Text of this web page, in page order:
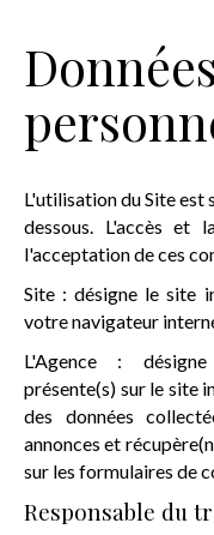
Données
L'utilisation du Site est
dessous. L'accès et
l'acceptation de ces
Site : désigne le site
votre navigateur
L'Agence :
présente(s) sur le site
des données
annonces et
sur les formulaires de
Responsable du